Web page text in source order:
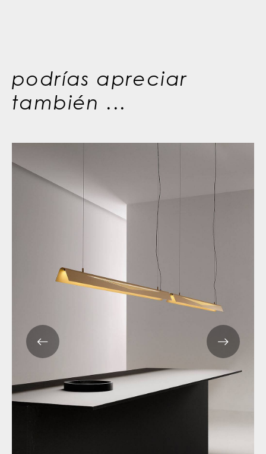
podrías apreciar
también ...